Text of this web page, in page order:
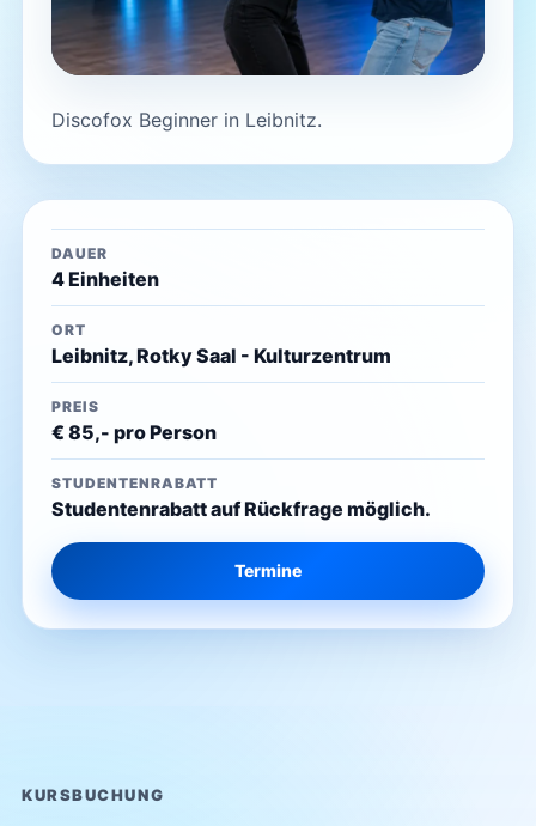
Discofox Beginner in Leibnitz.
DAUER
4 Einheiten
ORT
Leibnitz, Rotky Saal - Kulturzentrum
PREIS
€ 85,- pro Person
STUDENTENRABATT
Studentenrabatt auf Rückfrage möglich.
Termine
KURSBUCHUNG